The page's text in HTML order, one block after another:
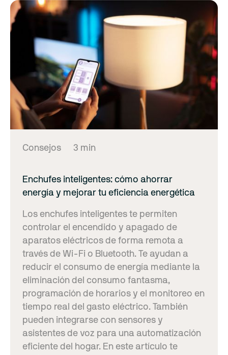
Consejos 3 min
Enchufes inteligentes: cómo ahorrar
energía y mejorar tu eficiencia energética
Los enchufes inteligentes te permiten
controlar el encendido y apagado de
aparatos eléctricos de forma remota a
través de Wi-Fi o Bluetooth. Te ayudan a
reducir el consumo de energía mediante la
eliminación del consumo fantasma,
programación de horarios y el monitoreo en
tiempo real del gasto eléctrico. También
pueden integrarse con sensores y
asistentes de voz para una automatización
eficiente del hogar. En este artículo te